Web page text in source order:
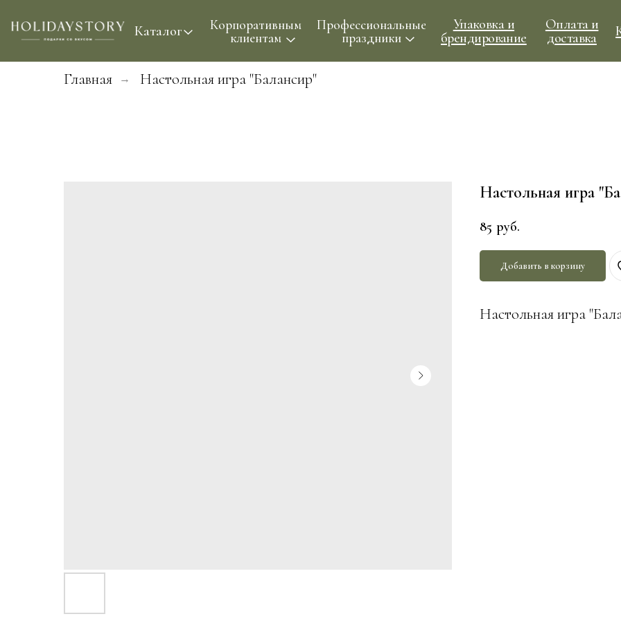
Контакты
Оплата и
доставка
Упаковка и
брендирование
Корпоративным
клиентам
Профессиональные
праздники
Каталог
Главная → Настольная игра "Балансир"
Настольная игра
85 руб.
Добавить в корзину
Настольная игра